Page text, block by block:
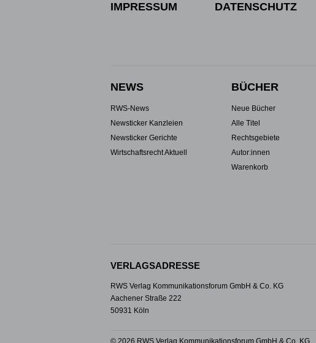
IMPRESSUM DATENSCHUTZ
NEWS
RWS-News
Newsticker Kanzleien
Newsticker Gerichte
Wirtschaftsrecht Aktuell
BÜCHER
Neue Bücher
Alle Titel
Rechtsgebiete
Autor:innen
Warenkorb
VERLAGSADRESSE
RWS Verlag Kommunikationsforum GmbH & Co. KG
Aachener Straße 222
50931 Köln
© 2026 RWS Verlag Kommunikationsforum GmbH & Co. KG